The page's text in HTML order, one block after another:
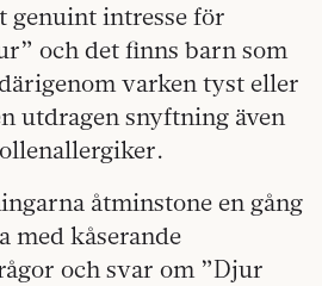
genuint intresse för
och det finns barn som
varken tyst eller
utdragen snyftning även
åtminstone en gång
med kåserande
och svar om ”Djur